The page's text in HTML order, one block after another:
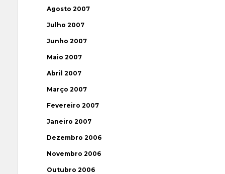
Agosto 2007
Julho 2007
Junho 2007
Maio 2007
Abril 2007
Março 2007
Fevereiro 2007
Janeiro 2007
Dezembro 2006
Novembro 2006
Outubro 2006